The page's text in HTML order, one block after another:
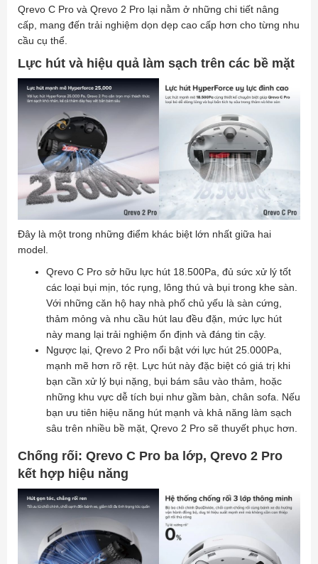
Qrevo C Pro và Qrevo 2 Pro lại nằm ở những chi tiết nâng
cấp, mang đến trải nghiệm dọn dẹp cao cấp hơn cho từng nhu
cầu cụ thể.
Lực hút và hiệu quả làm sạch trên các bề mặt
Đây là một trong những điểm khác biệt lớn nhất giữa hai
model.
Qrevo C Pro sở hữu lực hút 18.500Pa, đủ sức xử lý tốt
các loại bụi mịn, tóc rụng, lông thú và bụi trong khe sàn.
Với những căn hộ hay nhà phố chủ yếu là sàn cứng,
thảm mỏng và nhu cầu hút lau đều đặn, mức lực hút
này mang lại trải nghiệm ổn định và đáng tin cậy.
Ngược lại, Qrevo 2 Pro nổi bật với lực hút 25.000Pa,
mạnh mẽ hơn rõ rệt. Lực hút này đặc biệt có giá trị khi
bạn cần xử lý bụi nặng, bụi bám sâu vào thảm, hoặc
những khu vực dễ tích bụi như gầm bàn, chân sofa. Nếu
bạn ưu tiên hiệu năng hút mạnh và khả năng làm sạch
sâu trên nhiều bề mặt, Qrevo 2 Pro sẽ thuyết phục hơn.
Chống rối: Qrevo C Pro ba lớp, Qrevo 2 Pro
kết hợp hiệu năng